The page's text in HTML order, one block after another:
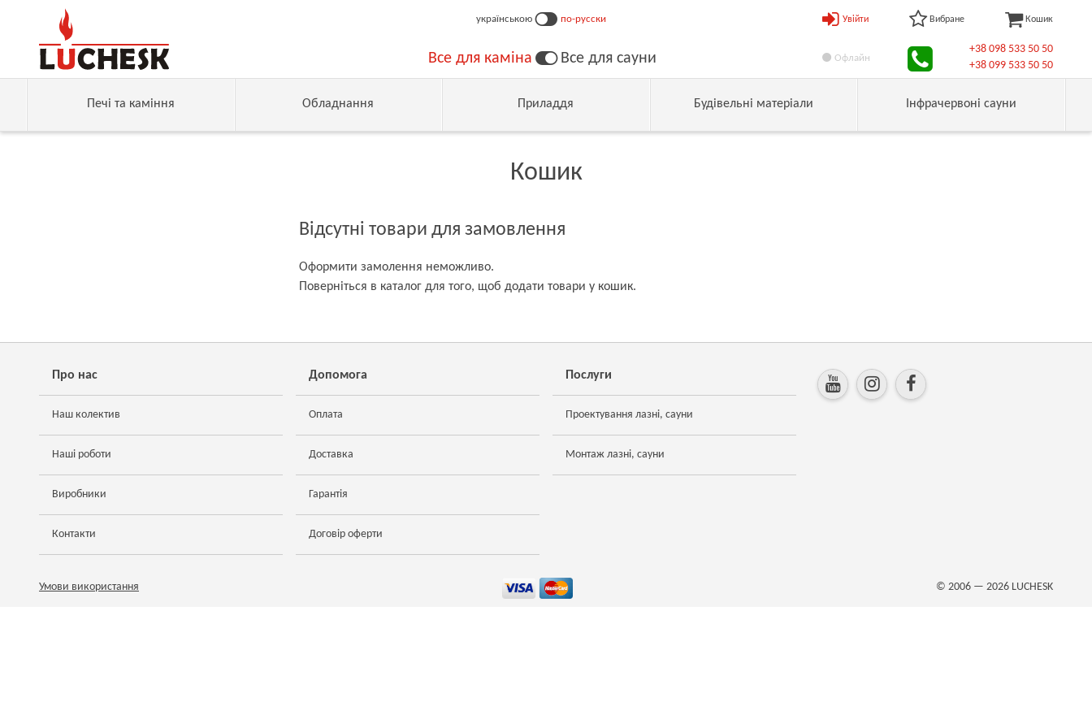
українською по-русски
Все для каміна Все для сауни
Увійти Вибране Кошик
Офлайн
+38 098 533 50 50
+38 099 533 50 50
Печі та каміння Обладнання Приладдя Будівельні матеріали Інфрачервоні сауни
Кошик
Відсутні товари для замовлення
Оформити замолення неможливо.
Поверніться в каталог для того, щоб додати товари у кошик.
Про нас
Наш колектив
Наші роботи
Виробники
Контакти
Допомога
Оплата
Доставка
Гарантія
Договір оферти
Послуги
Проектування лазні, сауни
Монтаж лазні, сауни
Умови використання © 2006 — 2026 LUCHESK